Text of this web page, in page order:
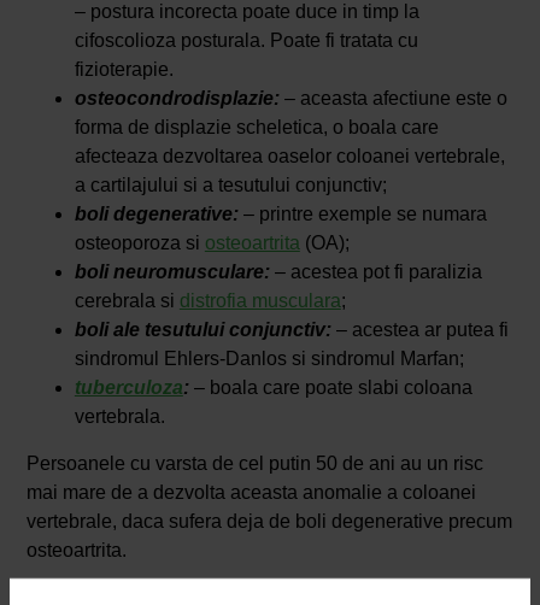
– postura incorecta poate duce in timp la
cifoscolioza posturala. Poate fi tratata cu
fizioterapie.
osteocondrodisplazie:– aceasta afectiune este o
forma de displazie scheletica, o boala care
afecteaza dezvoltarea oaselor coloanei vertebrale,
a cartilajului si a tesutului conjunctiv;
boli degenerative:– printre exemple se numara
osteoporoza si osteoartrita(OA);
boli neuromusculare:– acestea pot fi paralizia
cerebrala si distrofia musculara;
boli ale tesutului conjunctiv:– acestea ar putea fi
sindromul Ehlers-Danlos si sindromul Marfan;
tuberculoza:– boala care poate slabi coloana
vertebrala.
Persoanele cu varsta de cel putin 50 de ani au un risc
mai mare de a dezvolta aceasta anomalie a coloanei
vertebrale, daca sufera deja de boli degenerative precum
osteoartrita.